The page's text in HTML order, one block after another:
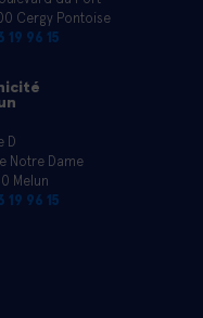
Cergy Pontoise
19 96 15
D
Notre Dame
Melun
19 96 15